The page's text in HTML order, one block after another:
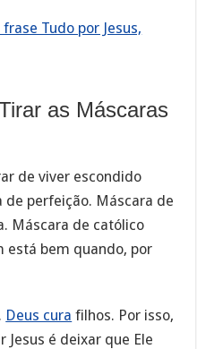
Tudo por Jesus,
as Máscaras
de viver escondido
perfeição. Máscara de
Máscara de católico
está bem quando, por
Deus cura filhos. Por isso,
é deixar que Ele